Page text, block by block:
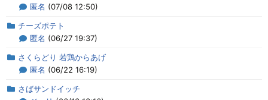
匿名 (07/08 12:50)
チーズポテト
匿名 (06/27 19:37)
さくらどり 若鶏からあげ
匿名 (06/22 16:19)
さばサンドイッチ